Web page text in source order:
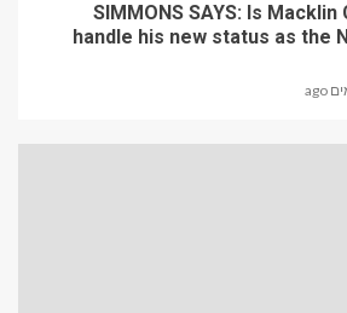
SIMMONS SAYS: Is
handle his new status as the